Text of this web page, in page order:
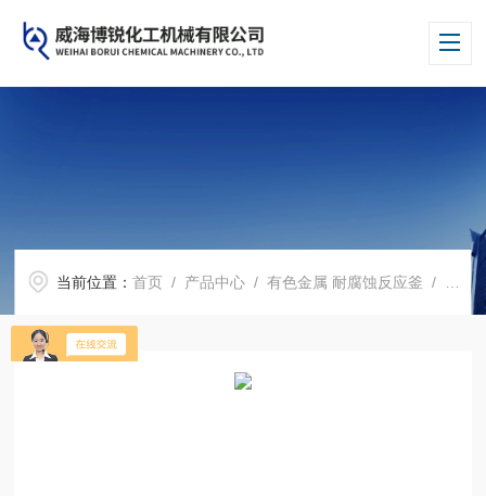
当前位置：首页 / 产品中心 /有色金属 耐腐蚀反应釜 / 哈氏